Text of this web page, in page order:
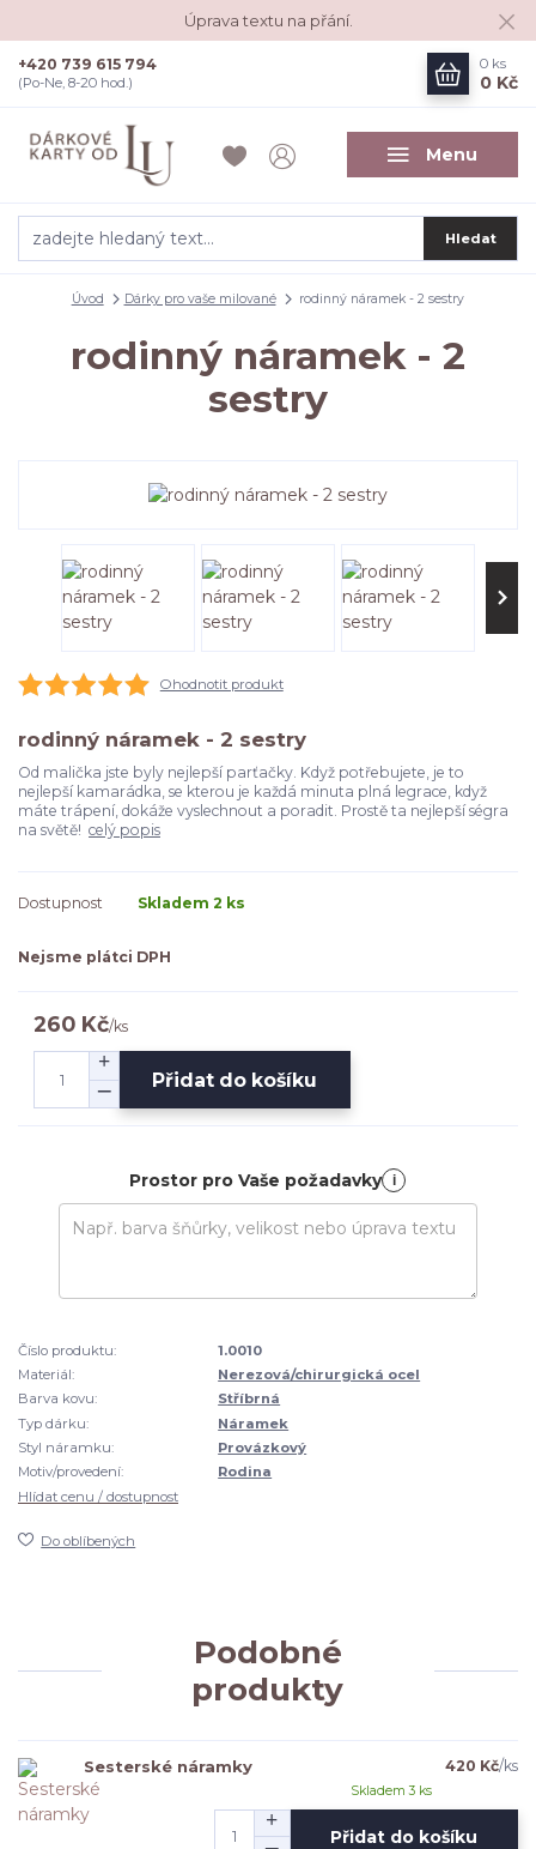
Úprava textu na přání.
Menu
Hledat
+420 739 615 794
(Po-Ne, 8-20 hod.)
0 ks
0 Kč
Úvod Dárky pro vaše milované rodinný náramek - 2 sestry
rodinný náramek - 2
sestry
Ohodnotit produkt
rodinný náramek - 2 sestry
Od malička jste byly nejlepší parťačky. Když potřebujete, je to
nejlepší kamarádka, se kterou je každá minuta plná legrace, když
máte trápení, dokáže vyslechnout a poradit. Prostě ta nejlepší ségra
na světě! celý popis
Dostupnost Skladem 2 ks
Nejsme plátci DPH
260 Kč/ks
Přidat do košíku
Prostor pro Vaše požadavky i
Číslo produktu:
1.0010
Materiál:
Nerezová/chirurgická ocel
Barva kovu:
Stříbrná
Typ dárku:
Náramek
Styl náramku:
Provázkový
Motiv/provedení:
Rodina
Hlídat cenu / dostupnost
Do oblíbených
Podobné
produkty
Sesterské náramky 420 Kč/ks
Skladem 3 ks
Přidat do košíku